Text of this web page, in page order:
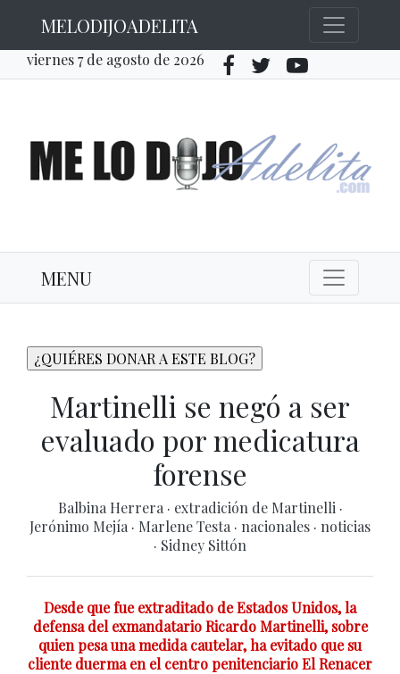
MELODIJOADELITA
viernes 7 de agosto de 2026
MENU
Martinelli se negó a ser
evaluado por medicatura
forense
Balbina Herrera · extradición de Martinelli ·
Jerónimo Mejía · Marlene Testa · nacionales · noticias
· Sidney Sittón
Desde que fue extraditado de Estados Unidos, la
defensa del exmandatario Ricardo Martinelli, sobre
quien pesa una medida cautelar, ha evitado que su
cliente duerma en el centro penitenciario El Renacer